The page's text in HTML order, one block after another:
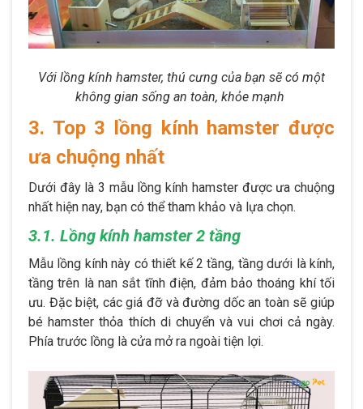
Với lồng kính hamster, thú cưng của bạn sẽ có một
không gian sống an toàn, khỏe mạnh
3. Top 3 lồng kính hamster được
ưa chuộng nhất
Dưới đây là 3 mẫu lồng kính hamster được ưa chuộng
nhất hiện nay, bạn có thể tham khảo và lựa chọn.
3.1. Lồng kính hamster 2 tầng
Mẫu lồng kính này có thiết kế 2 tầng, tầng dưới là kính,
tầng trên là nan sắt tĩnh điện, đảm bảo thoáng khí tối
ưu. Đặc biệt, các giá đỡ và đường dốc an toàn sẽ giúp
bé hamster thỏa thích di chuyển và vui chơi cả ngày.
Phía trước lồng là cửa mở ra ngoài tiện lợi.